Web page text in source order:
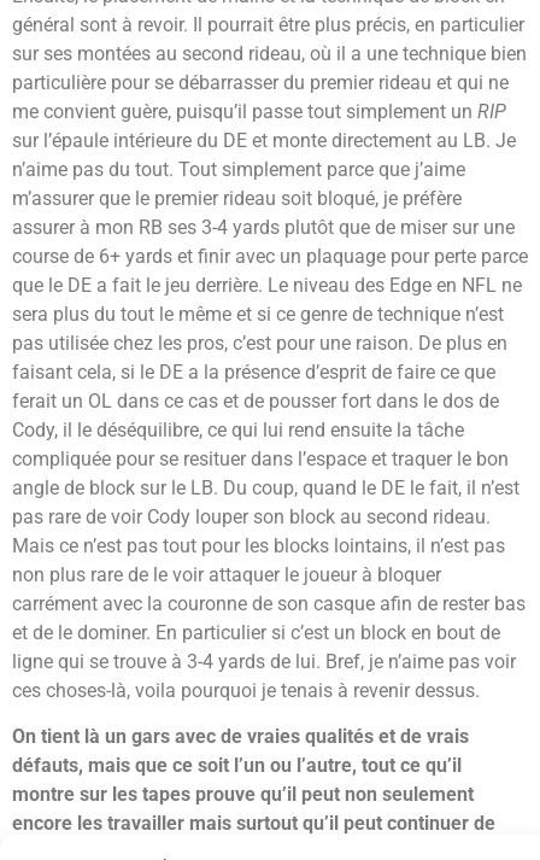
général sont à revoir. Il pourrait être plus précis, en particulier
sur ses montées au second rideau, où il a une technique bien
particulière pour se débarrasser du premier rideau et qui ne
me convient guère, puisqu’il passe tout simplement un RIP
sur l’épaule intérieure du DE et monte directement au LB. Je
n’aime pas du tout. Tout simplement parce que j’aime
m’assurer que le premier rideau soit bloqué, je préfère
assurer à mon RB ses 3-4 yards plutôt que de miser sur une
course de 6+ yards et finir avec un plaquage pour perte parce
que le DE a fait le jeu derrière. Le niveau des Edge en NFL ne
sera plus du tout le même et si ce genre de technique n’est
pas utilisée chez les pros, c’est pour une raison. De plus en
faisant cela, si le DE a la présence d’esprit de faire ce que
ferait un OL dans ce cas et de pousser fort dans le dos de
Cody, il le déséquilibre, ce qui lui rend ensuite la tâche
compliquée pour se resituer dans l’espace et traquer le bon
angle de block sur le LB. Du coup, quand le DE le fait, il n’est
pas rare de voir Cody louper son block au second rideau.
Mais ce n’est pas tout pour les blocks lointains, il n’est pas
non plus rare de le voir attaquer le joueur à bloquer
carrément avec la couronne de son casque afin de rester bas
et de le dominer. En particulier si c’est un block en bout de
ligne qui se trouve à 3-4 yards de lui. Bref, je n’aime pas voir
ces choses-là, voila pourquoi je tenais à revenir dessus.
On tient là un gars avec de vraies qualités et de vrais
défauts, mais que ce soit l’un ou l’autre, tout ce qu’il
montre sur les tapes prouve qu’il peut non seulement
encore les travailler mais surtout qu’il peut continuer de